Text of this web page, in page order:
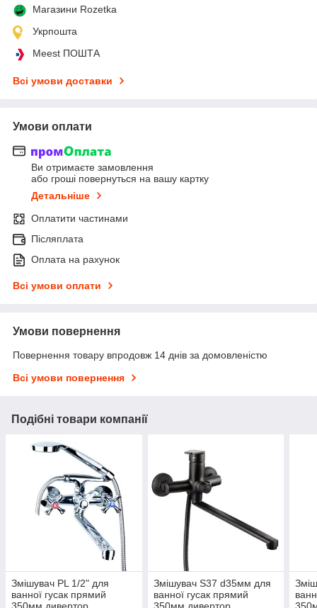
Магазини Rozetka
Укрпошта
Meest ПОШТА
Всі умови доставки
Умови оплати
Ви отримаєте замовлення
або гроші повернуться на вашу картку
Детальніше
Оплатити частинами
Післяплата
Оплата на рахунок
Всі умови оплати
Умови повернення
Повернення товару впродовж 14 днів за домовленістю
Всі умови повернення
Подібні товари компанії
Змішувач PL 1/2" для
ванної гусак прямий
Змішувач S37 d35мм для
ванної гусак прямий